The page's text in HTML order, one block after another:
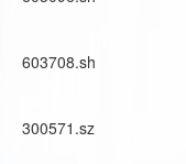
603708.sh
300571.sz